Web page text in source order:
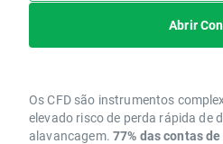
Abrir
Os CFD são instrumentos
elevado risco de perda rápida de
alavancagem. 77% das contas